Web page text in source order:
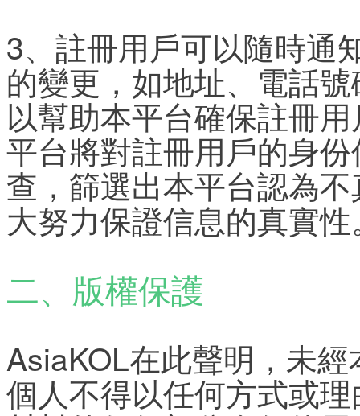
3、註冊用戶可以隨時通
的變更，如地址、電話
以幫助本平台確保註冊
平台將對註冊用戶的身
查，篩選出本平台認為
大努力保證信息的真實
二、版權保護
AsiaKOL在此聲明，未
個人不得以任何方式或